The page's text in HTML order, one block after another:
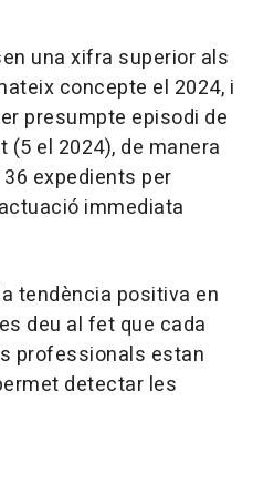
una xifra superior als
concepte el 2024, i
presumpte episodi de
el 2024), de manera
expedients per
immediata
tendència positiva en
deu al fet que cada
professionals estan
detectar les